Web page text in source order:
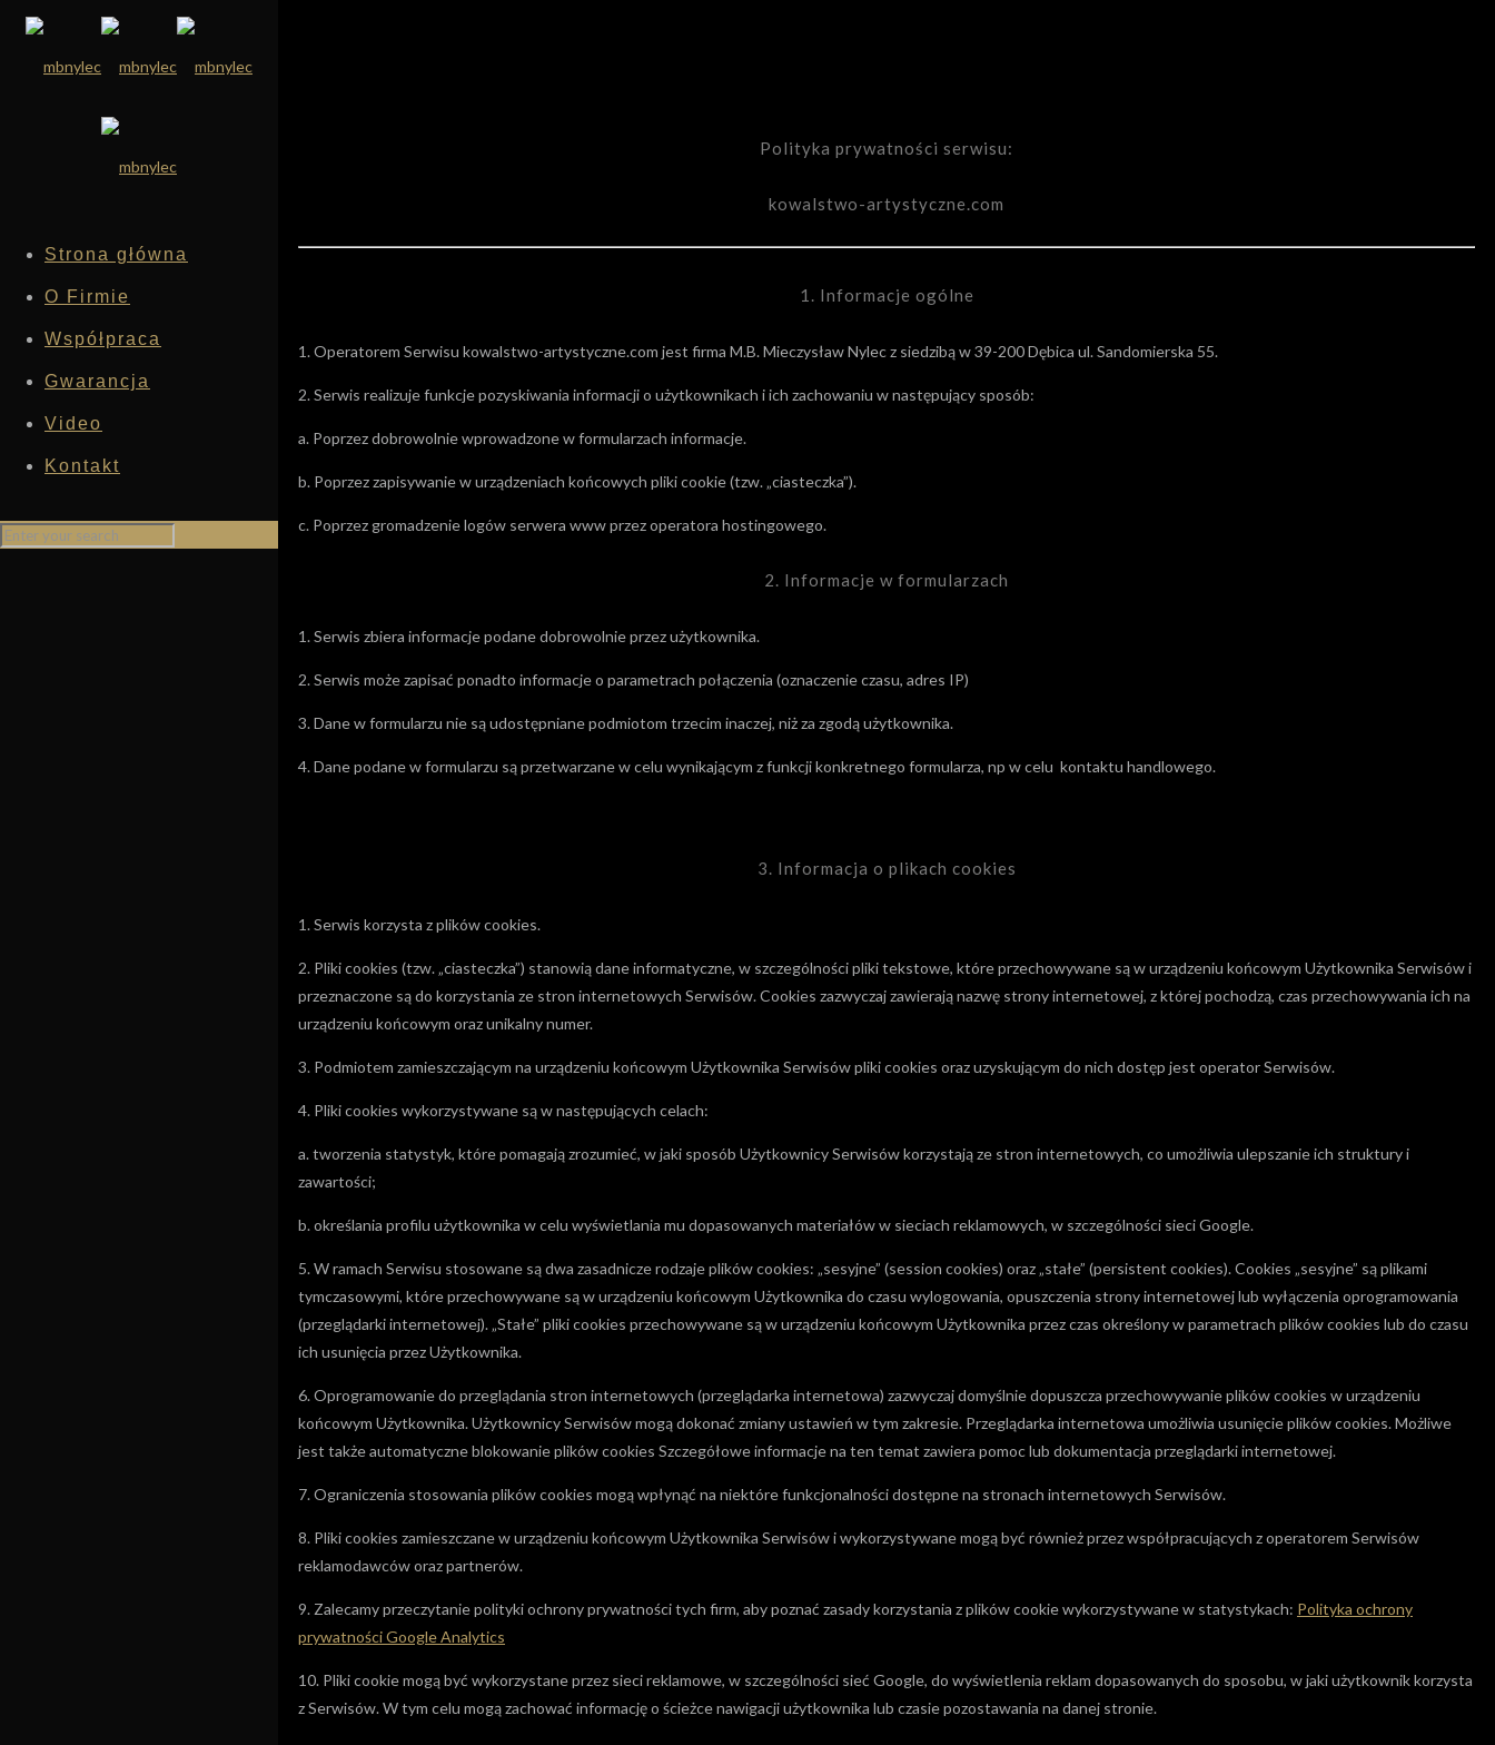
Strona główna
O Firmie
Współpraca
Gwarancja
Video
Kontakt
Polityka prywatności serwisu:
kowalstwo-artystyczne.com
1. Informacje ogólne
1. Operatorem Serwisu kowalstwo-artystyczne.com jest firma M.B. Mieczysław Nylec z siedzibą w 39-200 Dębica ul. Sandomierska 55.
2. Serwis realizuje funkcje pozyskiwania informacji o użytkownikach i ich zachowaniu w następujący sposób:
a. Poprzez dobrowolnie wprowadzone w formularzach informacje.
b. Poprzez zapisywanie w urządzeniach końcowych pliki cookie (tzw. „ciasteczka”).
c. Poprzez gromadzenie logów serwera www przez operatora hostingowego.
2. Informacje w formularzach
1. Serwis zbiera informacje podane dobrowolnie przez użytkownika.
2. Serwis może zapisać ponadto informacje o parametrach połączenia (oznaczenie czasu, adres IP)
3. Dane w formularzu nie są udostępniane podmiotom trzecim inaczej, niż za zgodą użytkownika.
4. Dane podane w formularzu są przetwarzane w celu wynikającym z funkcji konkretnego formularza, np w celu kontaktu handlowego.
3. Informacja o plikach cookies
1. Serwis korzysta z plików cookies.
2. Pliki cookies (tzw. „ciasteczka”) stanowią dane informatyczne, w szczególności pliki tekstowe, które przechowywane są w urządzeniu końcowym Użytkownika Serwisów i
przeznaczone są do korzystania ze stron internetowych Serwisów. Cookies zazwyczaj zawierają nazwę strony internetowej, z której pochodzą, czas przechowywania ich na
urządzeniu końcowym oraz unikalny numer.
3. Podmiotem zamieszczającym na urządzeniu końcowym Użytkownika Serwisów pliki cookies oraz uzyskującym do nich dostęp jest operator Serwisów.
4. Pliki cookies wykorzystywane są w następujących celach:
a. tworzenia statystyk, które pomagają zrozumieć, w jaki sposób Użytkownicy Serwisów korzystają ze stron internetowych, co umożliwia ulepszanie ich struktury i
zawartości;
b. określania profilu użytkownika w celu wyświetlania mu dopasowanych materiałów w sieciach reklamowych, w szczególności sieci Google.
5. W ramach Serwisu stosowane są dwa zasadnicze rodzaje plików cookies: „sesyjne” (session cookies) oraz „stałe” (persistent cookies). Cookies „sesyjne” są plikami
tymczasowymi, które przechowywane są w urządzeniu końcowym Użytkownika do czasu wylogowania, opuszczenia strony internetowej lub wyłączenia oprogramowania
(przeglądarki internetowej). „Stałe” pliki cookies przechowywane są w urządzeniu końcowym Użytkownika przez czas określony w parametrach plików cookies lub do czasu
ich usunięcia przez Użytkownika.
6. Oprogramowanie do przeglądania stron internetowych (przeglądarka internetowa) zazwyczaj domyślnie dopuszcza przechowywanie plików cookies w urządzeniu
końcowym Użytkownika. Użytkownicy Serwisów mogą dokonać zmiany ustawień w tym zakresie. Przeglądarka internetowa umożliwia usunięcie plików cookies. Możliwe
jest także automatyczne blokowanie plików cookies Szczegółowe informacje na ten temat zawiera pomoc lub dokumentacja przeglądarki internetowej.
7. Ograniczenia stosowania plików cookies mogą wpłynąć na niektóre funkcjonalności dostępne na stronach internetowych Serwisów.
8. Pliki cookies zamieszczane w urządzeniu końcowym Użytkownika Serwisów i wykorzystywane mogą być również przez współpracujących z operatorem Serwisów
reklamodawców oraz partnerów.
9. Zalecamy przeczytanie polityki ochrony prywatności tych firm, aby poznać zasady korzystania z plików cookie wykorzystywane w statystykach: Polityka ochrony
prywatności Google Analytics
10. Pliki cookie mogą być wykorzystane przez sieci reklamowe, w szczególności sieć Google, do wyświetlenia reklam dopasowanych do sposobu, w jaki użytkownik korzysta
z Serwisów. W tym celu mogą zachować informację o ścieżce nawigacji użytkownika lub czasie pozostawania na danej stronie.